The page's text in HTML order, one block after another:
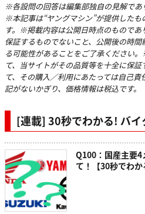
※各設問の回答は編集部独自の見解であ
※本記事は“ヤングマシン”が提供した
す。※掲載内容は公開日時点のものであ
保証するものでないこと、公開後の時
る可能性があることをご了承ください
て、当サイトがその品質等を十全に保
て、その購入／利用にあたっては自己
記がないかぎり、価格情報は税込です。
[連載] 30秒でわかる! バ
Q100：国産主要4
て！【30秒でわか